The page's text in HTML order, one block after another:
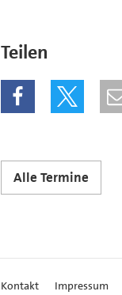
Teilen
Alle Termine
Kontakt Impressum